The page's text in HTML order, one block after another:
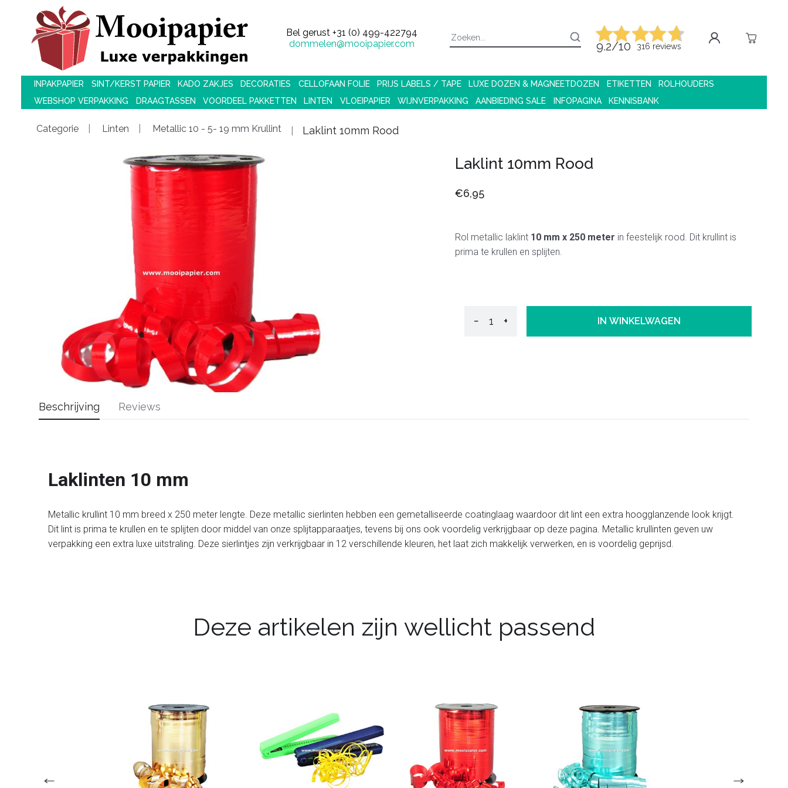
Bel gerust +31 (0) 499-422794
dommelen@mooipapier.com
9.2/10 316 reviews
INPAKPAPIER SINT/KERST PAPIER KADO ZAKJES DECORATIES CELLOFAAN FOLIE PRIJS LABELS / TAPE LUXE DOZEN & MAGNEETDOZEN ETIKETTEN
ROLHOUDERS
WEBSHOP VERPAKKING
DRAAGTASSEN VOORDEEL PAKKETTEN LINTEN VLOEIPAPIER WIJNVERPAKKING AANBIEDING SALE INFOPAGINA KENNISBANK
Categorie Linten Metallic 10 - 5- 19 mm Krullint Laklint 10mm Rood
Laklint 10mm Rood
€6,95
Rol metallic laklint 10 mm x 250 meter in feestelijk rood. Dit krullint is
prima te krullen en splijten.
− + IN WINKELWAGEN
Beschrijving
Laklinten 10 mm
Metallic krullint 10 mm breed x 250 meter lengte. Deze metallic sierlinten hebben een gemetalliseerde coatinglaag waardoor dit lint een extra hoogglanzende look krijgt.
Dit lint is prima te krullen en te splijten door middel van onze splijtapparaatjes, tevens bij ons ook voordelig verkrijgbaar op deze pagina. Metallic krullinten geven uw
verpakking een extra luxe uitstraling. Deze sierlintjes zijn verkrijgbaar in 12 verschillende kleuren, het laat zich makkelijk verwerken, en is voordelig geprijsd.
Reviews
Deze artikelen zijn wellicht passend